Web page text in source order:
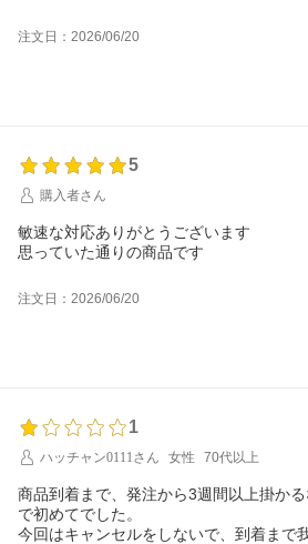
注文日：2026/06/20
5
購入者さん
敏速な対応ありがとうございます
思っていた通りの商品です
注文日：2026/06/20
1
ハッチャン0111さん
女性 70代以上
商品到着まで、発注から3週間以上掛か
で初めてでした。
今回はキャンセルをしないで、到着まで